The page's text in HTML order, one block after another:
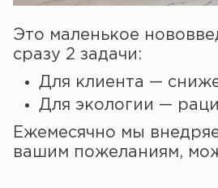
Это маленькое
сразу 2 задачи:
Для клиента —
Для экологии —
Ежемесячно мы
вашим пожеланиям,